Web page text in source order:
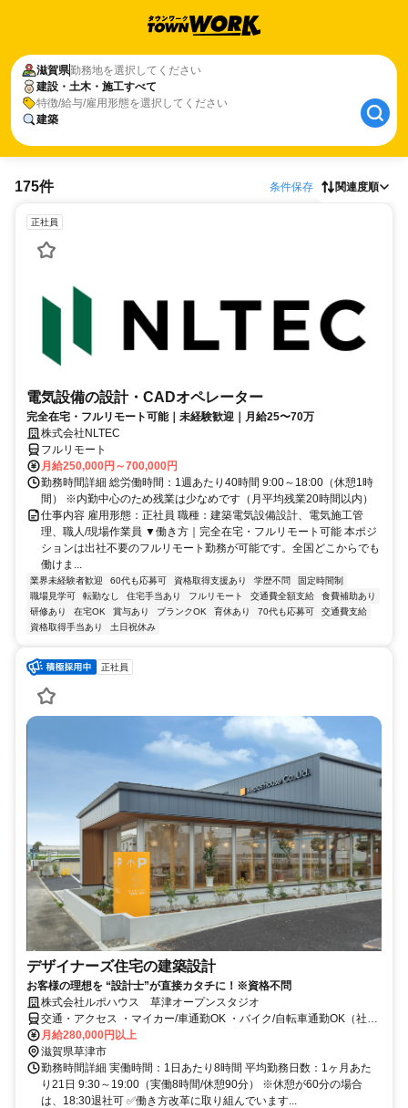
滋賀県勤務地を選択してください
建設・土木・施工すべて
特徴/給与/雇用形態を選択してください
建築
175件 条件保存 関連度順
正社員
電気設備の設計・CADオペレーター
完全在宅・フルリモート可能｜未経験歓迎｜月給25〜70万
株式会社NLTEC
フルリモート
月給250,000円～700,000円
勤務時間詳細 総労働時間：1週あたり40時間 9:00～18:00（休憩1時
間） ※内勤中心のため残業は少なめです（月平均残業20時間以内）
仕事内容 雇用形態：正社員 職種：建築電気設備設計、電気施工管
理、職人/現場作業員 ▼働き方｜完全在宅・フルリモート可能 本ポジ
ションは出社不要のフルリモート勤務が可能です。全国どこからでも
働けま...
業界未経験者歓迎 60代も応募可 資格取得支援あり 学歴不問
固定時間制
職場見学可
転勤なし 住宅手当あり フルリモート 交通費全額支給
食費補助あり
研修あり
在宅OK 賞与あり ブランクOK 育休あり 70代も応募可
交通費支給
資格取得手当あり
土日祝休み
正社員
デザイナーズ住宅の建築設計
お客様の理想を “設計士”が直接カタチに！※資格不問
株式会社ルポハウス 草津オープンスタジオ
交通・アクセス ・マイカー/車通勤OK ・バイク/自転車通勤OK（社員
専用の無料駐車場/駐輪場完備）
月給280,000円以上
滋賀県草津市
勤務時間詳細 実働時間：1日あたり8時間 平均勤務日数：1ヶ月あた
り21日 9:30～19:00（実働8時間/休憩90分） ※休憩が60分の場合
は、18:30退社可 ✅働き方改革に取り組んでいます...